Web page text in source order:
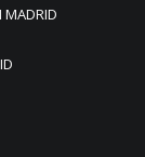
MADRID